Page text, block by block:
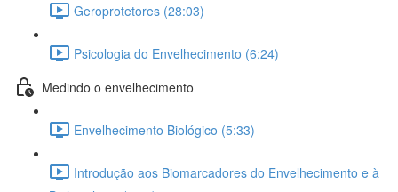
Geroprotetores (28:03)
Psicologia do Envelhecimento (6:24)
Medindo o envelhecimento
Envelhecimento Biológico (5:33)
Introdução aos Biomarcadores do Envelhecimento e à